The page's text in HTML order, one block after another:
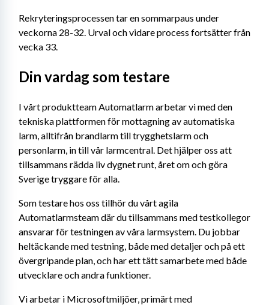
Rekryteringsprocessen tar en sommarpaus under
veckorna 28-32. Urval och vidare process fortsätter från
vecka 33.
Din vardag som testare
I vårt produktteam Automatlarm arbetar vi med den
tekniska plattformen för mottagning av automatiska
larm, alltifrån brandlarm till trygghetslarm och
personlarm, in till vår larmcentral. Det hjälper oss att
tillsammans rädda liv dygnet runt, året om och göra
Sverige tryggare för alla.
Som testare hos oss tillhör du vårt agila
Automatlarmsteam där du tillsammans med testkollegor
ansvarar för testningen av våra larmsystem. Du jobbar
heltäckande med testning, både med detaljer och på ett
övergripande plan, och har ett tätt samarbete med både
utvecklare och andra funktioner.
Vi arbetar i Microsoftmiljöer, primärt med